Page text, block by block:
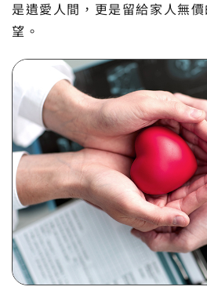
是遺愛人間，更是留給家人無
望。